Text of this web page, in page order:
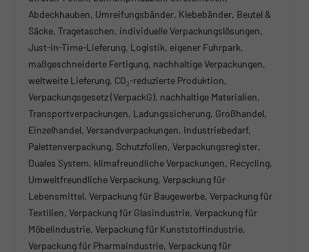
Abdeckhauben, Umreifungsbänder, Klebebänder, Beutel &
Säcke, Tragetaschen, individuelle Verpackungslösungen,
Just-in-Time-Lieferung, Logistik, eigener Fuhrpark,
maßgeschneiderte Fertigung, nachhaltige Verpackungen,
weltweite Lieferung, CO₂-reduzierte Produktion,
Verpackungsgesetz (VerpackG), nachhaltige Materialien,
Transportverpackungen, Ladungssicherung, Großhandel,
Einzelhandel, Versandverpackungen, Industriebedarf,
Palettenverpackung, Schutzfolien, Verpackungsregister,
Duales System, klimafreundliche Verpackungen, Recycling,
Umweltfreundliche Verpackung, Verpackung für
Lebensmittel, Verpackung für Baugewerbe, Verpackung für
Textilien, Verpackung für Glasindustrie, Verpackung für
Möbelindustrie, Verpackung für Kunststoffindustrie,
Verpackung für Pharmaindustrie, Verpackung für